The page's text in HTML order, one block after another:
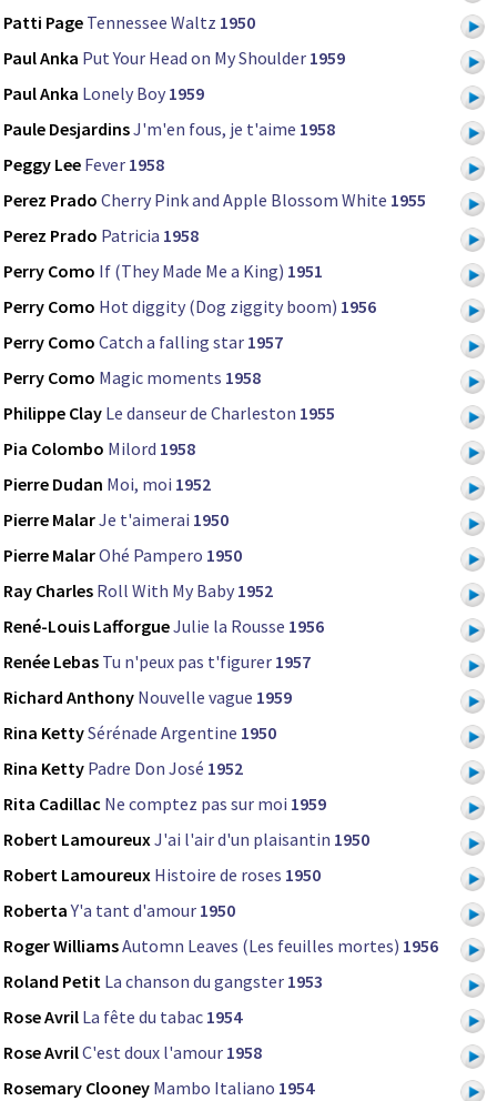
Patti Page Tennessee Waltz 1950
Paul Anka Put Your Head on My Shoulder 1959
Paul Anka Lonely Boy 1959
Paule DesjardinsJ'm'en fous, je t'aime 1958
Peggy Lee Fever 1958
Perez Prado Cherry Pink and Apple Blossom White 1955
Perez Prado Patricia 1958
Perry Como If (They Made Me a King) 1951
Perry Como Hot diggity (Dog ziggity boom) 1956
Perry Como Catch a falling star 1957
Perry Como Magic moments 1958
Philippe Clay Le danseur de Charleston 1955
Pia Colombo Milord 1958
Pierre Dudan Moi, moi 1952
Pierre MalarJe t'aimerai 1950
Pierre MalarOhé Pampero 1950
Ray Charles Roll With My Baby 1952
René-Louis LafforgueJulie la Rousse 1956
Renée Lebas Tu n'peux pas t'figurer 1957
Richard Anthony Nouvelle vague 1959
Rina KettySérénade Argentine 1950
Rina Ketty Padre Don José 1952
Rita Cadillac Ne comptez pas sur moi 1959
Robert LamoureuxJ'ai l'air d'un plaisantin 1950
Robert Lamoureux Histoire de roses 1950
Roberta Y'a tant d'amour 1950
Roger WilliamsAutomn Leaves (Les feuilles mortes) 1956
Roland Petit La chanson du gangster 1953
Rose Avril La fête du tabac 1954
Rose AvrilC'est doux l'amour 1958
Rosemary Clooney Mambo Italiano 1954